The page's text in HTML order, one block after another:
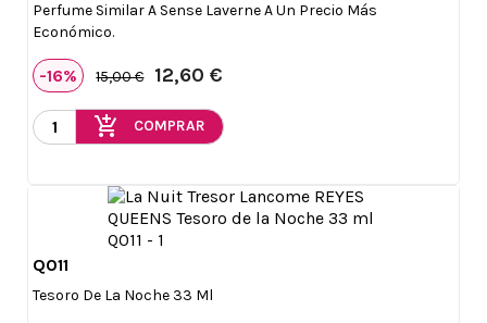
Perfume Similar A Sense Laverne A Un Precio Más
Económico.
-16% 15,00 € 12,60 €
add_shopping_cart COMPRAR
Q011
Tesoro De La Noche 33 Ml